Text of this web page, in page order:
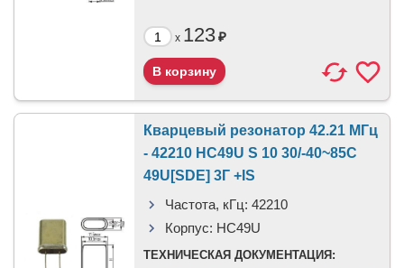
x 123₽
Кварцевый резонатор 42.21 МГц
- 42210 HC49U S 10 30/-40~85C
49U[SDE] 3Г +IS
Частота, кГц: 42210
Корпус: HC49U
ТЕХНИЧЕСКАЯ ДОКУМЕНТАЦИЯ: